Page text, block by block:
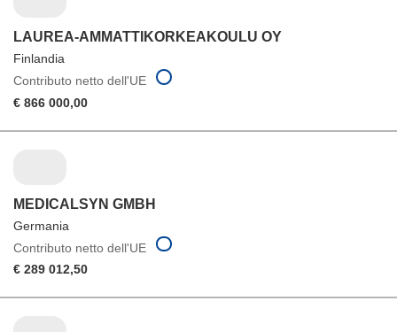
LAUREA-AMMATTIKORKEAKOULU OY
Finlandia
Contributo netto dell'UE
€ 866 000,00
MEDICALSYN GMBH
Germania
Contributo netto dell'UE
€ 289 012,50